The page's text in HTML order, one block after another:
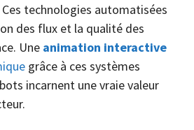
technologies automatisées
des flux et la qualité des
Une animation interactive
grâce à ces systèmes
incarnent une vraie valeur